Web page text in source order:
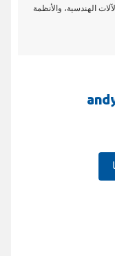
الهندسية، والأنظمة